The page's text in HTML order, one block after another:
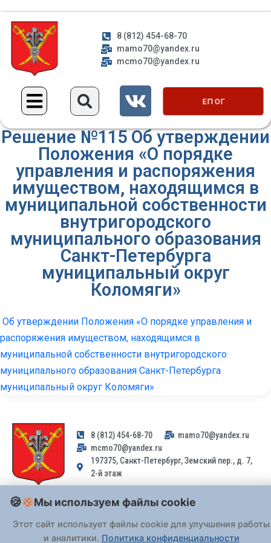
8 (812) 454-68-70
mamo70@yandex.ru
mcmo70@yandex.ru
ЕП ОГ
Решение №115 Об утверждении
Положения «О порядке
управления и распоряжения
имуществом, находящимся в
муниципальной собственности
внутригородского
муниципального образования
Санкт-Петербурга
муниципальный округ
Коломяги»
Об утверждении Положения «О порядке управления и
распоряжения имуществом, находящимся в
муниципальной собственности внутригородского
муниципального образования Санкт-Петербурга
муниципальный округ Коломяги»
8 (812) 454-68-70
mamo70@yandex.ru
mcmo70@yandex.ru
197375, Санкт-Петербург, Земский пер., д. 7,
2-й этаж
Заявления и обращения граждан и организаций, поступившие на
Федерального закона от 02.05.2006 № 59-ФЗ. Обращения
Мы используем файлы cookie
Этот сайт использует файлы cookie для улучшения работы
и аналитики. Политика конфиденциальности